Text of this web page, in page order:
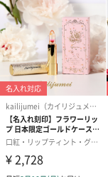
写真付きメッセージカ
ード（680円）
ラッピング
ギフトラッピングを